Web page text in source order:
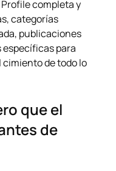
completa y
categorías
publicaciones
específicas para
cimiento de todo lo
que el
de